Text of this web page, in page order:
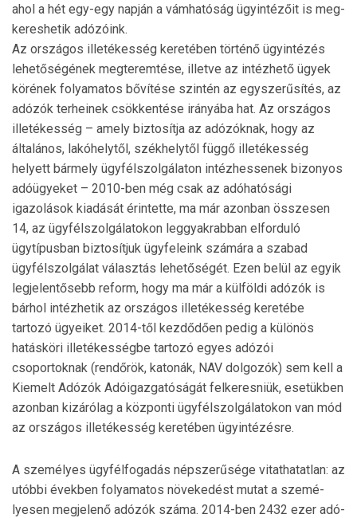
ahol a hét egy-egy napján a vámhatóság ügyintézőit is meg­
kereshetik adózóink.
Az országos illetékesség keretében történő ügyintézés
lehetőségének megteremtése, illetve az intézhető ügyek
körének folyamatos bővítése szintén az egyszerűsítés, az
adózók terheinek csökkentése irányába hat. Az országos
illetékesség – amely biztosítja az adózóknak, hogy az
általános, lakóhelytől, székhelytől függő illetékesség
helyett bármely ügyfélszolgálaton intézhessenek bizonyos
adóügyeket – 2010-ben még csak az adóhatósági
igazolások kiadását érintette, ma már azonban összesen
14, az ügyfélszolgálatokon leggyakrabban elforduló
ügytípusban biztosítjuk ügyfeleink számára a szabad
ügyfélszolgálat választás lehetőségét. Ezen belül az egyik
legjelentősebb reform, hogy ma már a külföldi adózók is
bárhol intézhetik az országos illetékesség keretébe
tartozó ügyeiket. 2014-től kezdődően pedig a különös
hatásköri illetékességbe tartozó egyes adózói
csoportoknak (rendőrök, katonák, NAV dolgozók) sem kell a
Kiemelt Adózók Adói­gaz­gatóságát felkeresniük, esetükben
azonban kizárólag a központi ügyfélszolgálatokon van mód
az országos illetékesség keretében ügyintézésre.
A személyes ügyfélfogadás népszerűsége vitathatatlan: az
utóbbi években folyamatos növekedést mutat a sze­mé­
lyesen megjelenő adózók száma. 2014-ben 2432 ezer adó­